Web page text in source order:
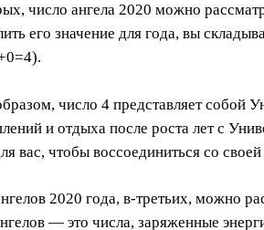
число ангела 2020 можно
его значение для года, вы
число 4 представляет собой
и отдыха после роста лет с
вас, чтобы воссоединиться со
2020 года, в-третьих, можно
— это числа, заряженные